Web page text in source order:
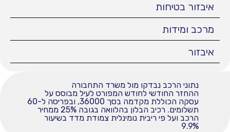
איבזור בטיחות
מרכב ומידות
איבזור
נתוני הרכב נבדקו מול משרד התחבורה
ההחזר החודשי לחודש המפורט לעיל מבוסס על
עסקה הכוללת מקדמה בסך 36000, ובפריסה ל-60
תשלומים. רכיב הבלון בהלוואה בגובה 25% ממחיר
הרכב ועל פי ריבית נומינלית צמודת מדד בשיעור
9.9%